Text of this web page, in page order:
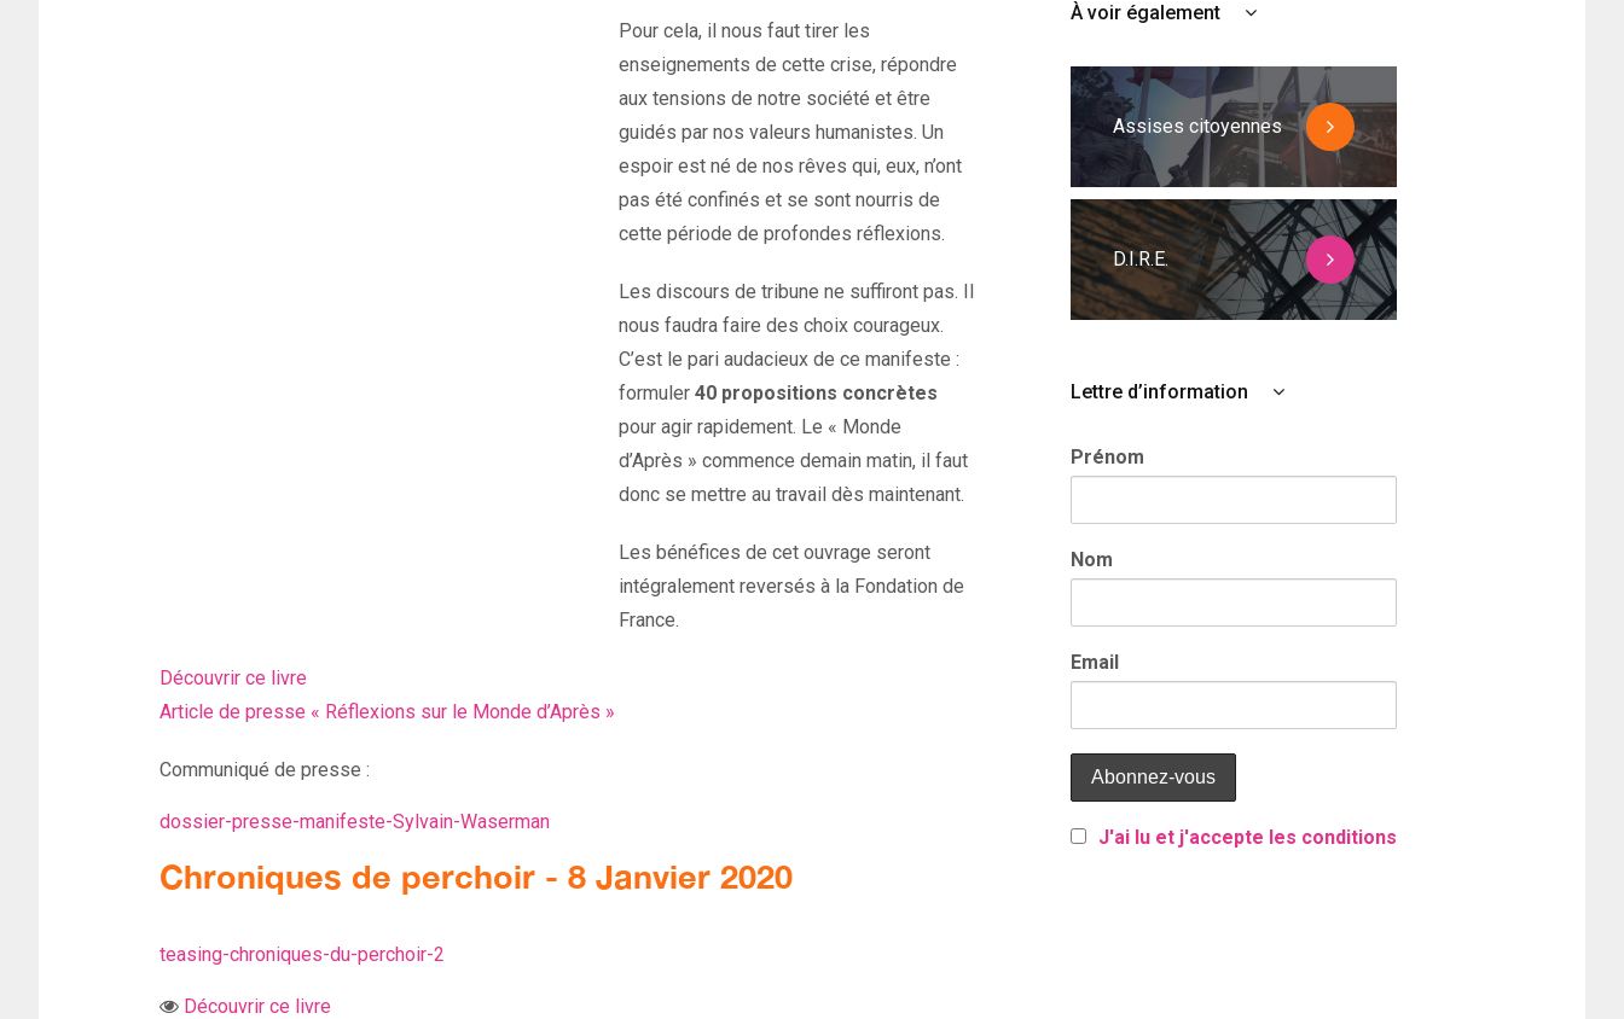
Pour cela, il nous faut tirer les
enseignements de cette crise, répondre
aux tensions de notre société et être
guidés par nos valeurs humanistes. Un
espoir est né de nos rêves qui, eux, n’ont
pas été confinés et se sont nourris de
cette période de profondes réflexions.
Les discours de tribune ne suffiront pas. Il
nous faudra faire des choix courageux.
C’est le pari audacieux de ce manifeste :
formuler40 propositions concrètes
pour agir rapidement. Le « Monde
d’Après » commence demain matin, il faut
donc se mettre au travail dès maintenant.
Les bénéfices de cet ouvrage seront
intégralement reversés à la Fondation de
France.
Découvrir ce livre
Article de presse « Réflexions sur le Monde d’Après »
Communiqué de presse :
dossier-presse-manifeste-Sylvain-Waserman
Chroniques de perchoir - 8 Janvier 2020
teasing-chroniques-du-perchoir-2
Découvrir ce livre
À voir également
Assises citoyennes
D.I.R.E.
Lettre d’information
Prénom
Nom
Email
J'ai lu et j'accepte les conditions